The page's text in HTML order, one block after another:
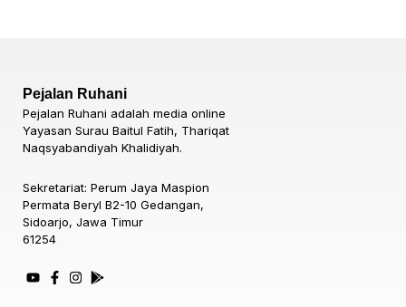
Pejalan Ruhani
Pejalan Ruhani adalah media online
Yayasan Surau Baitul Fatih, Thariqat
Naqsyabandiyah Khalidiyah.
Sekretariat: Perum Jaya Maspion
Permata Beryl B2-10 Gedangan,
Sidoarjo, Jawa Timur
61254